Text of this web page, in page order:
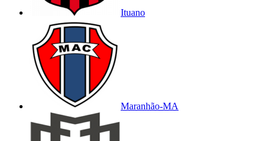
Ituano
Maranhão-MA